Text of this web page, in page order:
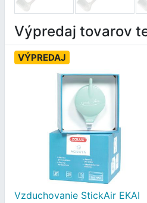
Výpredaj tovarov
VÝPREDAJ
Vzduchovanie StickAir EKAI